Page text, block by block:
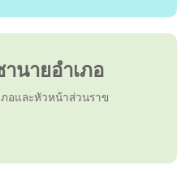
นายอำเภอ
อและหัวหน้าส่วนราข